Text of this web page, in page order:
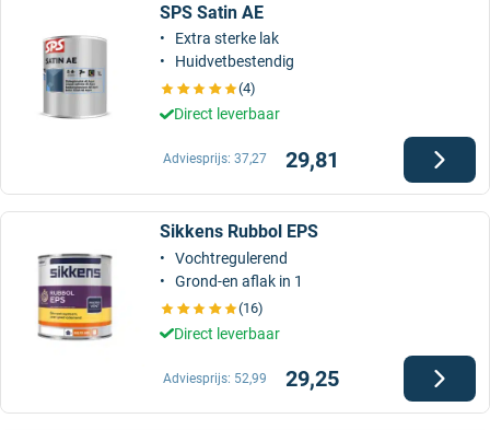
SPS Satin AE
Extra sterke lak
Huidvetbestendig
(4)
Direct leverbaar
29,81
Adviesprijs: 37,27
Sikkens Rubbol EPS
Vochtregulerend
Grond-en aflak in 1
(16)
Direct leverbaar
29,25
Adviesprijs: 52,99